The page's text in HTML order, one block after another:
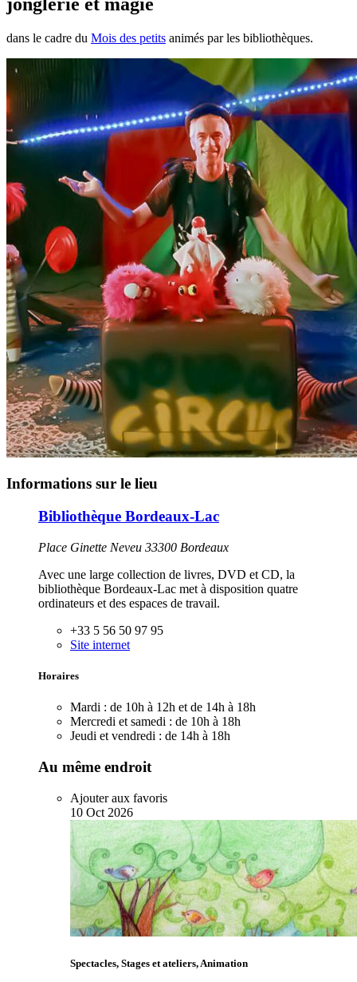
dans le cadre du Mois des petits animés par les bibliothèques.
Informations sur le lieu
Bibliothèque Bordeaux-Lac
Place Ginette Neveu 33300 Bordeaux
Avec une large collection de livres, DVD et CD, la
bibliothèque Bordeaux-Lac met à disposition quatre
ordinateurs et des espaces de travail.
+33 5 56 50 97 95
Site internet
Horaires
Mardi : de 10h à 12h et de 14h à 18h
Mercredi et samedi : de 10h à 18h
Jeudi et vendredi : de 14h à 18h
Au même endroit
Ajouter aux favoris
10 Oct 2026
Spectacles, Stages et ateliers, Animation